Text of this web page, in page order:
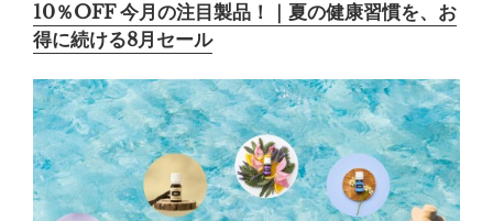
10％OFF 今月の注目製品！｜夏の健康習慣を、お
得に続ける8月セール